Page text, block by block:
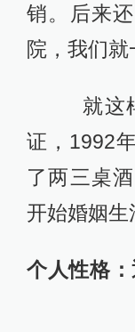
销。后来
院，我们就
就这样
证，1992
了两三桌
开始婚姻生
个人性格